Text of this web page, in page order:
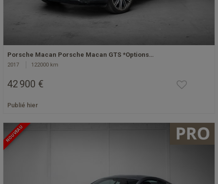
Porsche Macan Porsche Macan GTS *Options…
2017 122000 km
42 900 €
Publié hier
NOUVEAU